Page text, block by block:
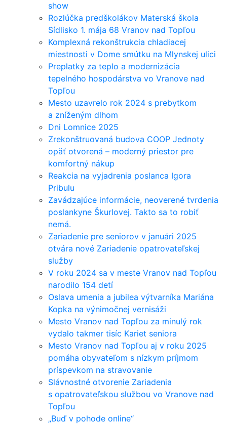
show
Rozlúčka predškolákov Materská škola
Sídlisko 1. mája 68 Vranov nad Topľou
Komplexná rekonštrukcia chladiacej
miestnosti v Dome smútku na Mlynskej ulici
Preplatky za teplo a modernizácia
tepelného hospodárstva vo Vranove nad
Topľou
Mesto uzavrelo rok 2024 s prebytkom
a zníženým dlhom
Dni Lomnice 2025
Zrekonštruovaná budova COOP Jednoty
opäť otvorená – moderný priestor pre
komfortný nákup
Reakcia na vyjadrenia poslanca Igora
Pribulu
Zavádzajúce informácie, neoverené tvrdenia
poslankyne Škurlovej. Takto sa to robiť
nemá.
Zariadenie pre seniorov v januári 2025
otvára nové Zariadenie opatrovateľskej
služby
V roku 2024 sa v meste Vranov nad Topľou
narodilo 154 detí
Oslava umenia a jubilea výtvarníka Mariána
Kopka na výnimočnej vernisáži
Mesto Vranov nad Topľou za minulý rok
vydalo takmer tisíc Kariet seniora
Mesto Vranov nad Topľou aj v roku 2025
pomáha obyvateľom s nízkym príjmom
príspevkom na stravovanie
Slávnostné otvorenie Zariadenia
s opatrovateľskou službou vo Vranove nad
Topľou
„Buď v pohode online“